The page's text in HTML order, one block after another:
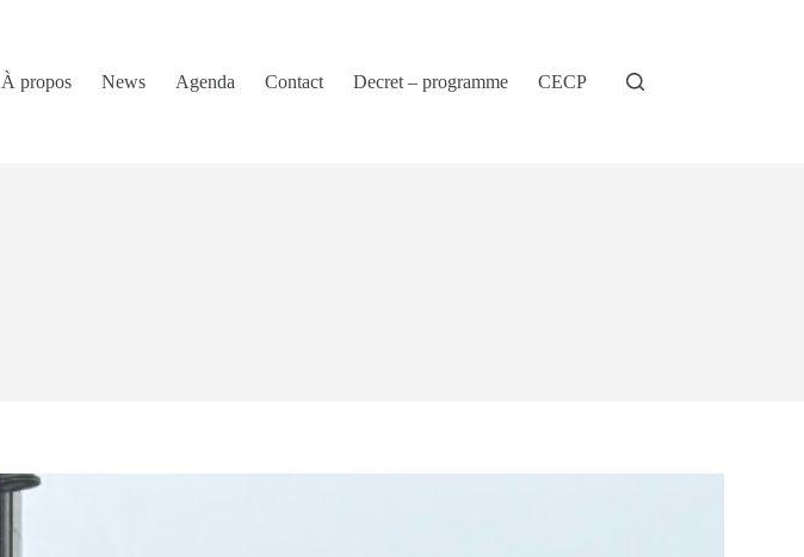
À propos News Agenda Contact Decret – programme CECP